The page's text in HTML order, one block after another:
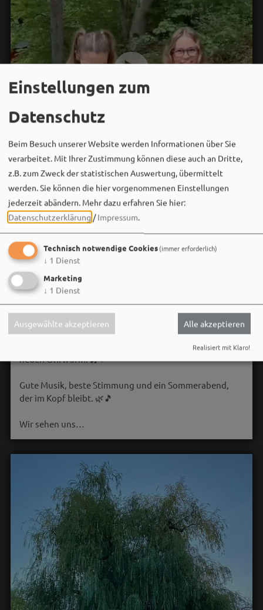
Bergwaldtheater
06. August um 18:08 via Facebook
Sei wie Luisa & Chiara!
Komm am 08.08. ins Bergwaldtheater und hol dir deinen
neuen Ohrwurm. 🎤✨
Gute Musik, beste Stimmung und ein Sommerabend,
der im Kopf bleibt. 🌿🎵
Wir sehen uns…
Einstellungen zum
Datenschutz
Beim Besuch unserer Website werden Informationen über Sie
verarbeitet. Mit Ihrer Zustimmung können diese auch an Dritte,
z.B. zum Zweck der statistischen Auswertung, übermittelt
werden. Sie können die hier vorgenommenen Einstellungen
jederzeit abändern. Mehr dazu erfahren Sie hier:
Datenschutzerklärung /Impressum.
Technisch notwendige Cookies(immer erforderlich)
↓ 1 Dienst
Marketing
↓ 1 Dienst
Ausgewählte akzeptieren Alle akzeptieren
Realisiert mit Klaro!